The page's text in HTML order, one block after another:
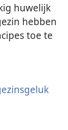
huwelijk
hebben
toe te